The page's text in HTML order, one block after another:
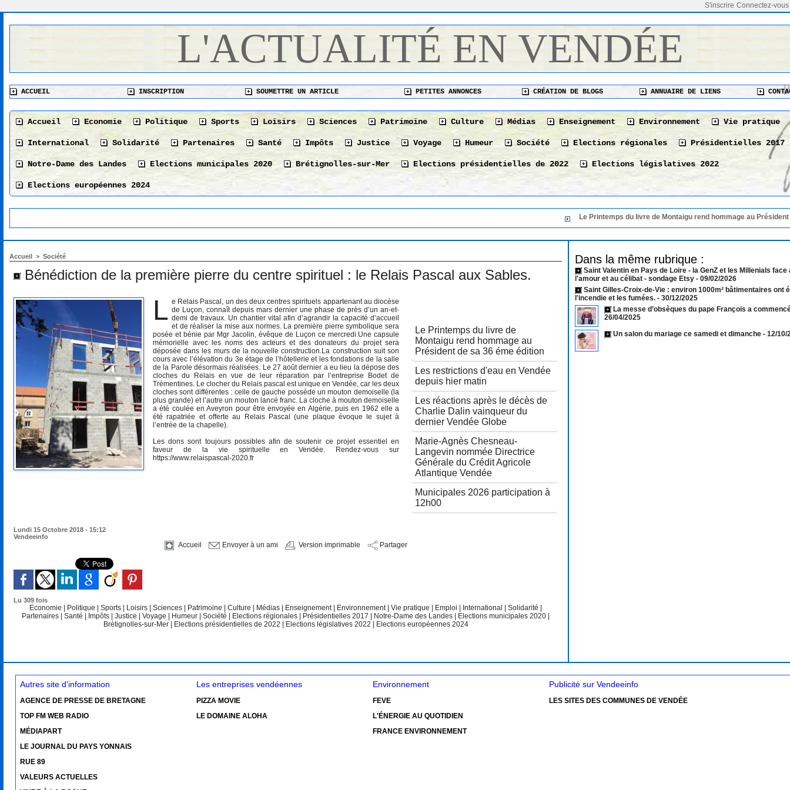
Connectez-vous
S'inscrire
L'ACTUALITÉ EN VENDÉE
ACCUEIL INSCRIPTION SOUMETTRE UN ARTICLE PETITES ANNONCES CRÉATION DE BLOGS ANNUAIRE DE LIENS
Accueil Economie Politique Sports Loisirs Sciences Patrimoine Culture Médias Enseignement Environnement Vie pratique
International Solidarité Partenaires Santé Impôts Justice Voyage Humeur Société Elections régionales Présidentielles 2017
Notre-Dame des Landes Elections municipales 2020 Brétignolles-sur-Mer Elections présidentielles de 2022 Elections législatives 2022
Elections européennes 2024
Le Printemps du livre de Montaigu rend hommage au Président de
Accueil > Société
Bénédiction de la première pierre du centre spirituel : le Relais Pascal aux Sables.
Le Printemps du livre de
Montaigu rend hommage au
Président de sa 36 éme édition
Les restrictions d'eau en Vendée
depuis hier matin
Les réactions après le décès de
Charlie Dalin vainqueur du
dernier Vendée Globe
Marie-Agnès Chesneau-
Langevin nommée Directrice
Générale du Crédit Agricole
Atlantique Vendée
Municipales 2026 participation à
12h00
L e Relais Pascal, un des deux centres spirituels appartenant au diocèse
de Luçon, connaît depuis mars dernier une phase de près d’un an-et-
demi de travaux. Un chantier vital afin d’agrandir la capacité d’accueil
et de réaliser la mise aux normes. La première pierre symbolique sera
posée et bénie par Mgr Jacolin, évêque de Luçon ce mercredi.Une capsule
mémorielle avec les noms des acteurs et des donateurs du projet sera
déposée dans les murs de la nouvelle construction.La construction suit son
cours avec l’élévation du 3e étage de l’hôtellerie et les fondations de la salle
de la Parole désormais réalisées. Le 27 août dernier a eu lieu la dépose des
cloches du Relais en vue de leur réparation par l’entreprise Bodet de
Trémentines. Le clocher du Relais pascal est unique en Vendée, car les deux
cloches sont différentes : celle de gauche possède un mouton demoiselle (la
plus grande) et l’autre un mouton lancé franc. La cloche à mouton demoiselle
a été coulée en Aveyron pour être envoyée en Algérie, puis en 1962 elle a
été rapatriée et offerte au Relais Pascal (une plaque évoque le sujet à
l’entrée de la chapelle).
Les dons sont toujours possibles afin de soutenir ce projet essentiel en
faveur de la vie spirituelle en Vendée. Rendez-vous sur
https://www.relaispascal-2020.fr
Lundi 15 Octobre 2018 - 15:12
Vendeeinfo
Accueil Envoyer à un ami Version imprimable Partager
Lu 309 fois
Economie Politique |Sports Loisirs |Sciences Patrimoine |Culture Médias Enseignement Environnement |Vie pratique Emploi International |Solidarité
Partenaires
|Santé Impôts |Justice |Voyage Humeur |Société Elections régionales Présidentielles 2017 Notre-Dame des Landes Elections municipales 2020
Brétignolles-sur-Mer
Elections présidentielles de 2022 Elections législatives 2022 Elections européennes 2024
Dans la même rubrique :
Saint Valentin en Pays de Loire - la GenZ et les Millenials face
l'amour et au célibat - sondage Etsy - 09/02/2026
Saint Gilles-Croix-de-Vie : environ 1000m² bâtimentaires ont
l'incendie et les fumées. - 30/12/2025
La messe d’obsèques du pape François a
26/04/2025
Un salon du mariage ce samedi et dimanche - 12/10/
Autres site d'information
AGENCE DE PRESSE DE BRETAGNE
TOP FM WEB RADIO
MÉDIAPART
LE JOURNAL DU PAYS YONNAIS
RUE 89
VALEURS ACTUELLES
Les entreprises vendéennes
PIZZA MOVIE
LE DOMAINE ALOHA
Environnement
FEVE
L'ÉNERGIE AU QUOTIDIEN
FRANCE ENVIRONNEMENT
Publicité sur Vendeeinfo
LES SITES DES COMMUNES DE VENDÉE